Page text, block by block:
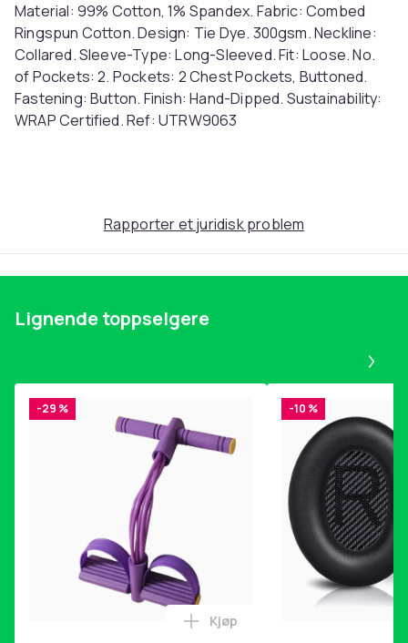
Material: 99% Cotton, 1% Spandex. Fabric: Combed
Ringspun Cotton. Design: Tie Dye. 300gsm. Neckline:
Collared. Sleeve-Type: Long-Sleeved. Fit: Loose. No.
of Pockets: 2. Pockets: 2 Chest Pockets, Buttoned.
Fastening: Button. Finish: Hand-Dipped. Sustainability:
WRAP Certified. Ref: UTRW9063
f728d21c-f0eb-431d-ab40-d561cea7f2d2
Produktsikkerhetsinformasjon
Rapporter et juridisk problem
Lignende toppselgere
-29 %
Legg Magetrener, 6-rørs
Kjøp
-10 %